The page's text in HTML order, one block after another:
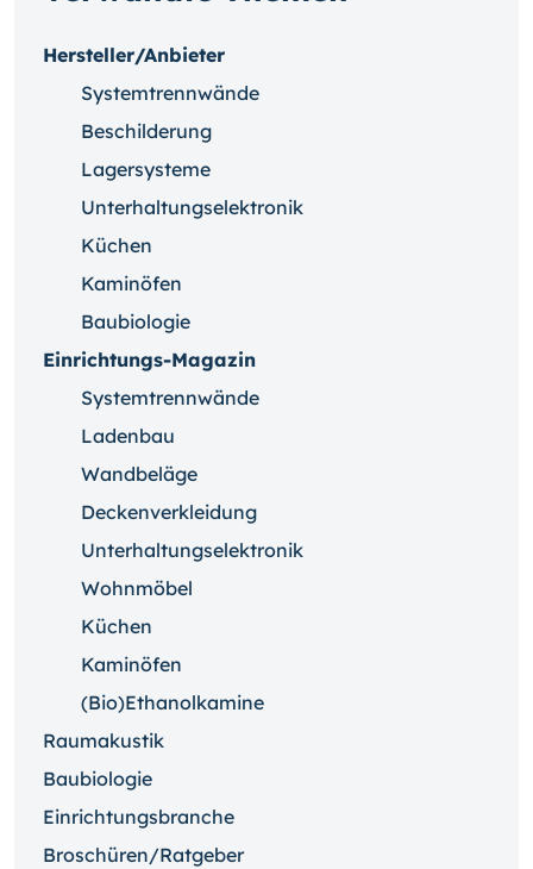
Hersteller/Anbieter
Systemtrennwände
Beschilderung
Lagersysteme
Unterhaltungselektronik
Küchen
Kaminöfen
Baubiologie
Einrichtungs-Magazin
Systemtrennwände
Ladenbau
Wandbeläge
Deckenverkleidung
Unterhaltungselektronik
Wohnmöbel
Küchen
Kaminöfen
(Bio)Ethanolkamine
Raumakustik
Baubiologie
Einrichtungsbranche
Broschüren/Ratgeber